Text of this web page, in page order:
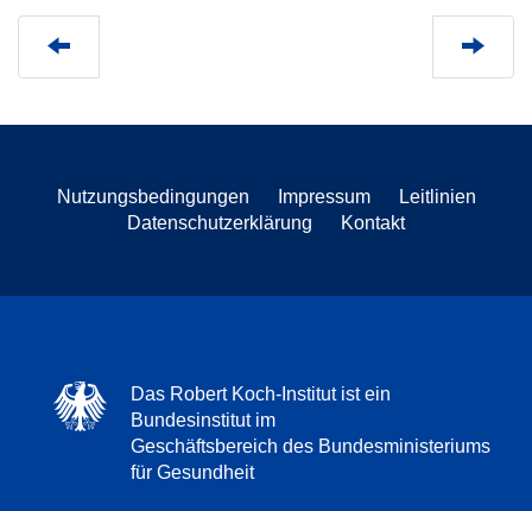
Nutzungsbedingungen Impressum
Leitlinien
Datenschutzerklärung
Kontakt
Das Robert Koch-Institut ist ein
Bundesinstitut im
Geschäftsbereich des Bundesministeriums
für Gesundheit